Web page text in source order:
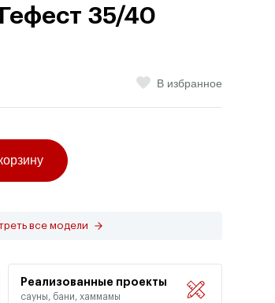
35/40
В избранное
все модели
Реализованные проекты
сауны, бани, хаммамы